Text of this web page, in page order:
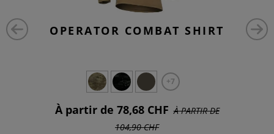
OPERATOR COMBAT SHIRT
+7
À partir de 78,68 CHF À PARTIR DE
104,90 CHF